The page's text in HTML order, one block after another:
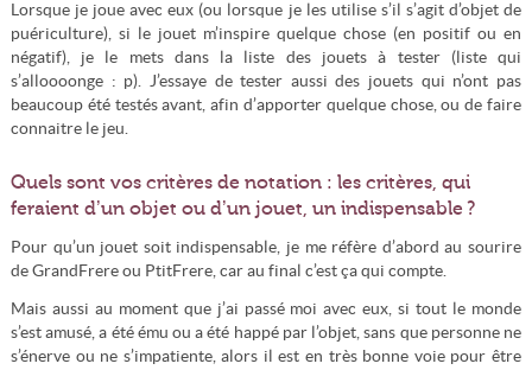
Lorsque je joue avec eux (ou lorsque je les utilise s’il s’agit d’objet de
puériculture), si le jouet m’inspire quelque chose (en positif ou en
négatif), je le mets dans la liste des jouets à tester (liste qui
s’alloooonge : p). J’essaye de tester aussi des jouets qui n’ont pas
beaucoup été testés avant, afin d’apporter quelque chose, ou de faire
connaitre le jeu.
Quels sont vos critères de notation : les critères, qui
feraient d’un objet ou d’un jouet, un indispensable ?
Pour qu’un jouet soit indispensable, je me réfère d’abord au sourire
de GrandFrere ou PtitFrere, car au final c’est ça qui compte.
Mais aussi au moment que j’ai passé moi avec eux, si tout le monde
s’est amusé, a été ému ou a été happé par l’objet, sans que personne ne
s’énerve ou ne s’impatiente, alors il est en très bonne voie pour être